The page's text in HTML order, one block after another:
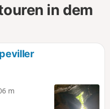
in dem
m